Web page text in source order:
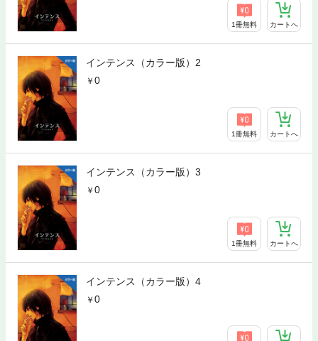
1冊無料 カートへ
インテンス（カラー版）2
0
1冊無料 カートへ
インテンス（カラー版）3
0
1冊無料 カートへ
インテンス（カラー版）4
0